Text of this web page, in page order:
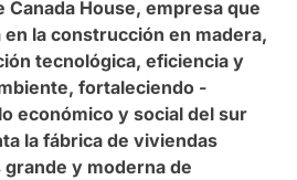
Canada House, empresa que
la construcción en madera,
tecnológica, eficiencia y
fortaleciendo -
económico y social del sur
la fábrica de viviendas
y moderna de